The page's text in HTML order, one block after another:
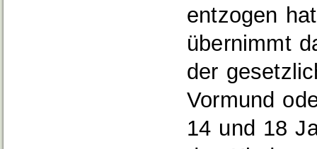
entzogen
übernimmt
der
Vormund
14 und 18